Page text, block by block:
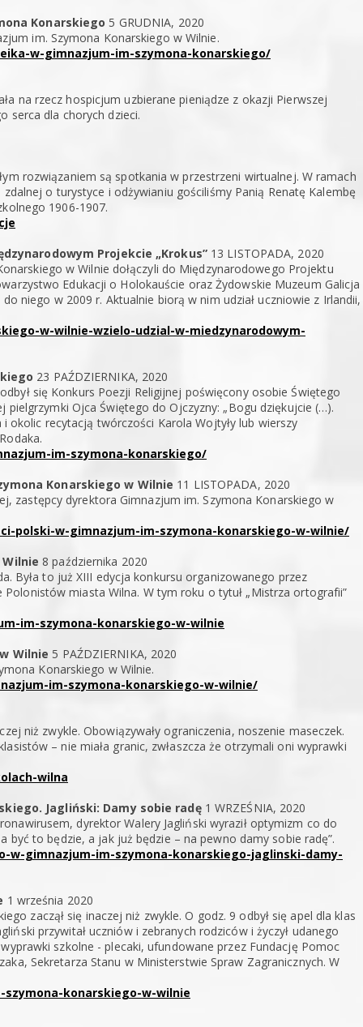
Konarskiego 5 GRUDNIA, 2020
im. Szymona Konarskiego w Wilnie.
w-gimnazjum-im-szymona-konarskiego/
na rzecz hospicjum uzbierane pieniądze z okazji Pierwszej
serca dla chorych dzieci.
rozwiązaniem są spotkania w przestrzeni wirtualnej. W ramach
o turystyce i odżywianiu gościliśmy Panią Renatę Kalembę
1906-1907.
Projekcie „Krokus”13 LISTOPADA, 2020
w Wilnie dołączyli do Międzynarodowego Projektu
Edukacji o Holokauście oraz Żydowskie Muzeum Galicja
niego w 2009 r. Aktualnie biorą w nim udział uczniowie z Irlandii,
w-wilnie-wzielo-udzial-w-miedzynarodowym-
23 PAŹDZIERNIKA, 2020
się Konkurs Poezji Religijnej poświęcony osobie Świętego
pielgrzymki Ojca Świętego do Ojczyzny: „Bogu dziękujcie (…).
okolic recytacją twórczości Karola Wojtyły lub wierszy
im-szymona-konarskiego/
Konarskiego w Wilnie 11 LISTOPADA, 2020
zastępcy dyrektora Gimnazjum im. Szymona Konarskiego w
polski-w-gimnazjum-im-szymona-konarskiego-w-wilnie/
8 października 2020
Była to już XIII edycja konkursu organizowanego przez
miasta Wilna. W tym roku o tytuł „Mistrza ortografii”
im-szymona-konarskiego-w-wilnie
Wilnie 5 PAŹDZIERNIKA, 2020
Konarskiego w Wilnie.
im-szymona-konarskiego-w-wilnie/
niż zwykle. Obowiązywały ograniczenia, noszenie maseczek.
– nie miała granic, zwłaszcza że otrzymali oni wyprawki
wilna
Jagliński: Damy sobie radę 1 WRZEŚNIA, 2020
dyrektor Walery Jagliński wyraził optymizm co do
to będzie, a jak już będzie – na pewno damy sobie radę”.
gimnazjum-im-szymona-konarskiego-jaglinski-damy-
1 września 2020
zaczął się inaczej niż zwykle. O godz. 9 odbył się apel dla klas
przywitał uczniów i zebranych rodziców i życzył udanego
szkolne - plecaki, ufundowane przez Fundację Pomoc
Sekretarza Stanu w Ministerstwie Spraw Zagranicznych. W
konarskiego-w-wilnie